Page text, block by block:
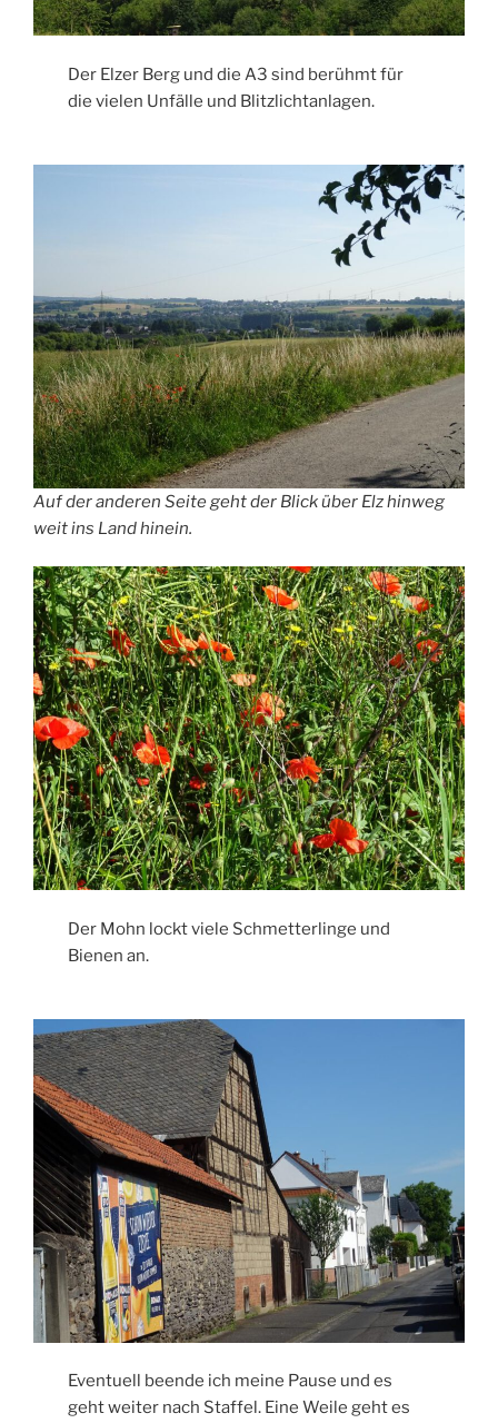
Der Elzer Berg und die A3 sind berühmt für
die vielen Unfälle und Blitzlichtanlagen.
Auf der anderen Seite geht der Blick über Elz hinweg
weit ins Land hinein.
Der Mohn lockt viele Schmetterlinge und
Bienen an.
Eventuell beende ich meine Pause und es
geht weiter nach Staffel. Eine Weile geht es